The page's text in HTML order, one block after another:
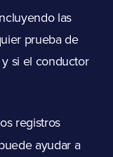
las
prueba de
si el conductor
registros
ayudar a